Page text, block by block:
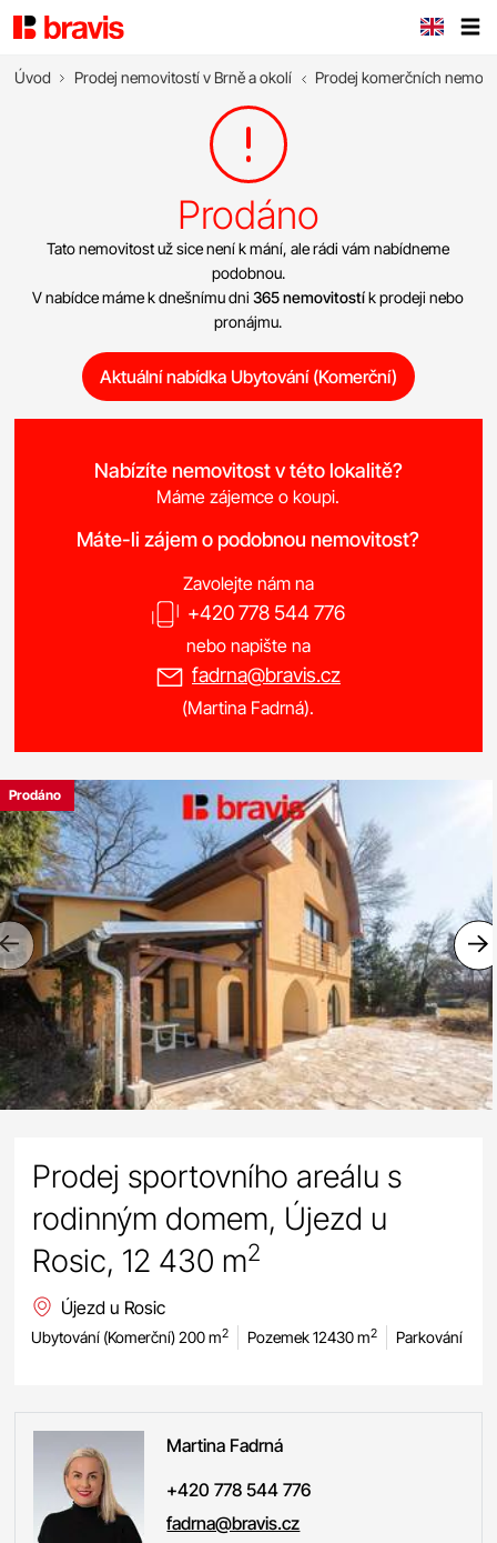
Úvod Prodej nemovitostí v Brně a okolí Prodej komerčních
Prodáno
Tato nemovitost už sice není k mání, ale rádi vám nabídneme
podobnou.
V nabídce máme k dnešnímu dni365 nemovitostík prodeji nebo
pronájmu.
Aktuální nabídka Ubytování (Komerční)
Nabízíte nemovitost v této lokalitě?
Máme zájemce o koupi.
Máte-li zájem o podobnou nemovitost?
Zavolejte nám na
+420 778 544 776
nebo napište na
fadrna@bravis.cz
(Martina Fadrná).
Previous
Prodáno
Prodej sportovního areálu s
rodinným domem, Újezd u
Rosic, 12 430 m2
Újezd u Rosic
Ubytování (Komerční) 200 m2 Pozemek 12430 m2 Parkování
Martina Fadrná
+420 778 544 776
fadrna@bravis.cz